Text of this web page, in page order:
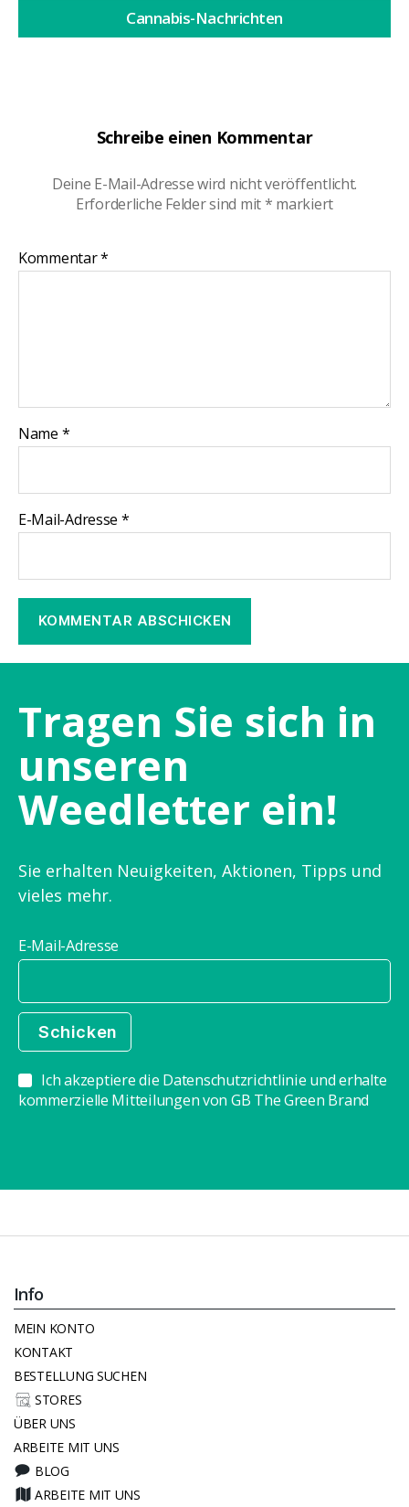
Schreibe einen Kommentar
Deine E-Mail-Adresse wird nicht veröffentlicht.
Erforderliche Felder sind mit* markiert
Kommentar*
Name *
E-Mail-Adresse *
Cannabis-Nachrichten
Tragen Sie sich in
unseren
Weedletter ein!
Sie erhalten Neuigkeiten, Aktionen, Tipps und
vieles mehr.
E-Mail-Adresse
Ich akzeptiere die Datenschutzrichtlinie und erhalte
kommerzielle Mitteilungen von GB The Green Brand
Info
MEIN KONTO
KONTAKT
BESTELLUNG SUCHEN
STORES
ÜBER UNS
ARBEITE MIT UNS
BLOG
ARBEITE MIT UNS